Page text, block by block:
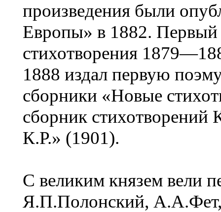
произведения были
Европы» в 1882.
стихотворения
1888 издал первую
сборники «Новые
сборник стихотворений
К.Р.» (1901).
С великим князем вели
Я.П.Полонский, А.А.Фет,